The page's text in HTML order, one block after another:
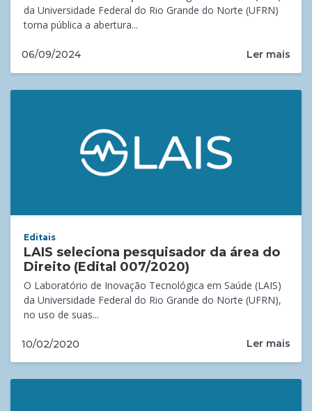
da Universidade Federal do Rio Grande do Norte (UFRN)
torna pública a abertura...
06/09/2024 Ler mais
Editais
LAIS seleciona pesquisador da área do
Direito (Edital 007/2020)
O Laboratório de Inovação Tecnológica em Saúde (LAIS)
da Universidade Federal do Rio Grande do Norte (UFRN),
no uso de suas...
10/02/2020 Ler mais